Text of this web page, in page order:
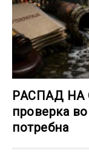
РАСПАД НА
проверка
потребна